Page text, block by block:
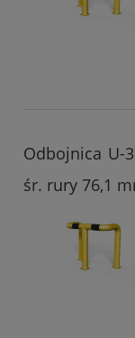
Odbojnica U-
śr. rury 76,1